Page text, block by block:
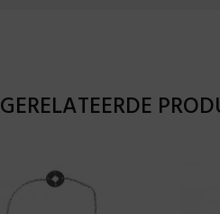
GERELATEERDE